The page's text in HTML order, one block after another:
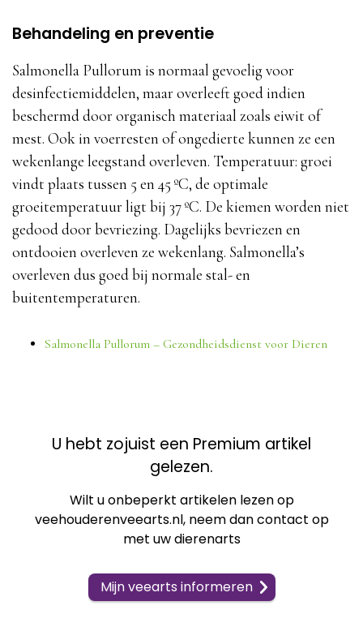
Behandeling en preventie
Salmonella Pullorum is normaal gevoelig voor
desinfectiemiddelen, maar overleeft goed indien
beschermd door organisch materiaal zoals eiwit of
mest. Ook in voerresten of ongedierte kunnen ze een
wekenlange leegstand overleven. Temperatuur: groei
vindt plaats tussen 5 en 45 ºC, de optimale
groeitemperatuur ligt bij 37 ºC. De kiemen worden niet
gedood door bevriezing. Dagelijks bevriezen en
ontdooien overleven ze wekenlang. Salmonella’s
overleven dus goed bij normale stal- en
buitentemperaturen.
Salmonella Pullorum – Gezondheidsdienst voor Dieren
U hebt zojuist een Premium artikel
gelezen.
Wilt u onbeperkt artikelen lezen op
veehouderenveearts.nl, neem dan contact op
met uw dierenarts
Mijn veearts informeren